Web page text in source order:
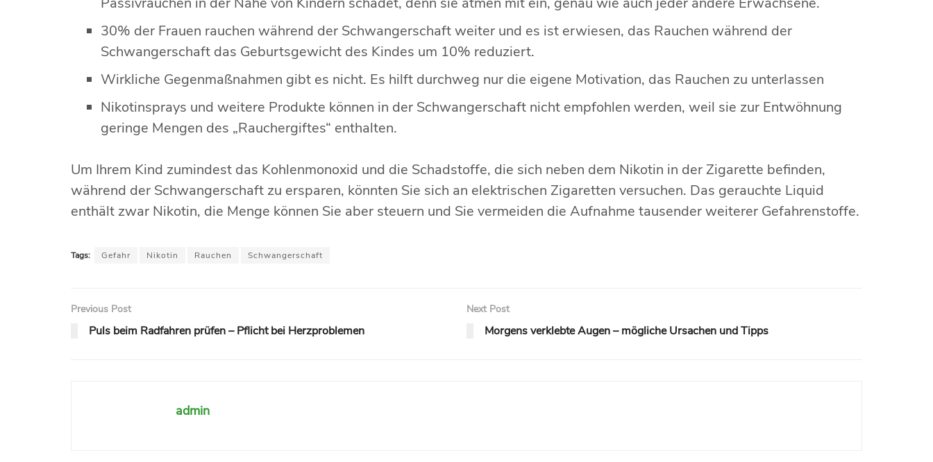
30% der Frauen rauchen während der Schwangerschaft weiter und es ist erwiesen, das Rauchen während der
Schwangerschaft das Geburtsgewicht des Kindes um 10% reduziert.
Wirkliche Gegenmaßnahmen gibt es nicht. Es hilft durchweg nur die eigene Motivation, das Rauchen zu unterlassen
Nikotinsprays und weitere Produkte können in der Schwangerschaft nicht empfohlen werden, weil sie zur Entwöhnung
geringe Mengen des „Rauchergiftes“ enthalten.
Um Ihrem Kind zumindest das Kohlenmonoxid und die Schadstoffe, die sich neben dem Nikotin in der Zigarette befinden,
während der Schwangerschaft zu ersparen, könnten Sie sich an elektrischen Zigaretten versuchen. Das gerauchte Liquid
enthält zwar Nikotin, die Menge können Sie aber steuern und Sie vermeiden die Aufnahme tausender weiterer Gefahrenstoffe.
Tags: Gefahr Nikotin Rauchen Schwangerschaft
Previous Post
Puls beim Radfahren prüfen – Pflicht bei Herzproblemen
Next Post
Morgens verklebte Augen – mögliche Ursachen und Tipps
admin